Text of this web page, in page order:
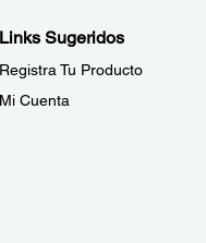
Links Sugeridos
Registra Tu Producto
Mi Cuenta